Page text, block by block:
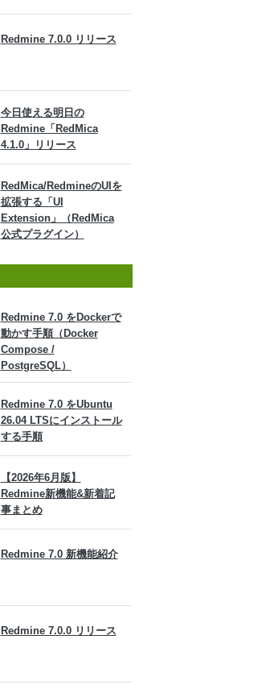
Redmine 7.0.0 リリース
今日使える明日の
Redmine「RedMica
4.1.0」リリース
RedMica/RedmineのUIを
拡張する「UI
Extension」（RedMica
公式プラグイン）
Redmine 7.0 をDockerで
動かす手順（Docker
Compose /
PostgreSQL）
Redmine 7.0 をUbuntu
26.04 LTSにインストール
する手順
【2026年6月版】
Redmine新機能&新着記
事まとめ
Redmine 7.0 新機能紹介
Redmine 7.0.0 リリース